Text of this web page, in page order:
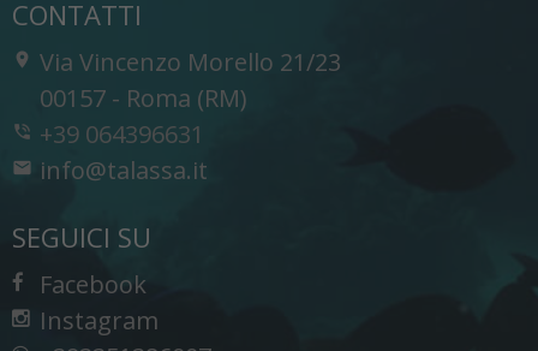
CONTATTI
Via Vincenzo Morello 21/23
-
00157 - Roma (RM)
+39 064396631
info@talassa.it
SEGUICI SU
Facebook
Instagram